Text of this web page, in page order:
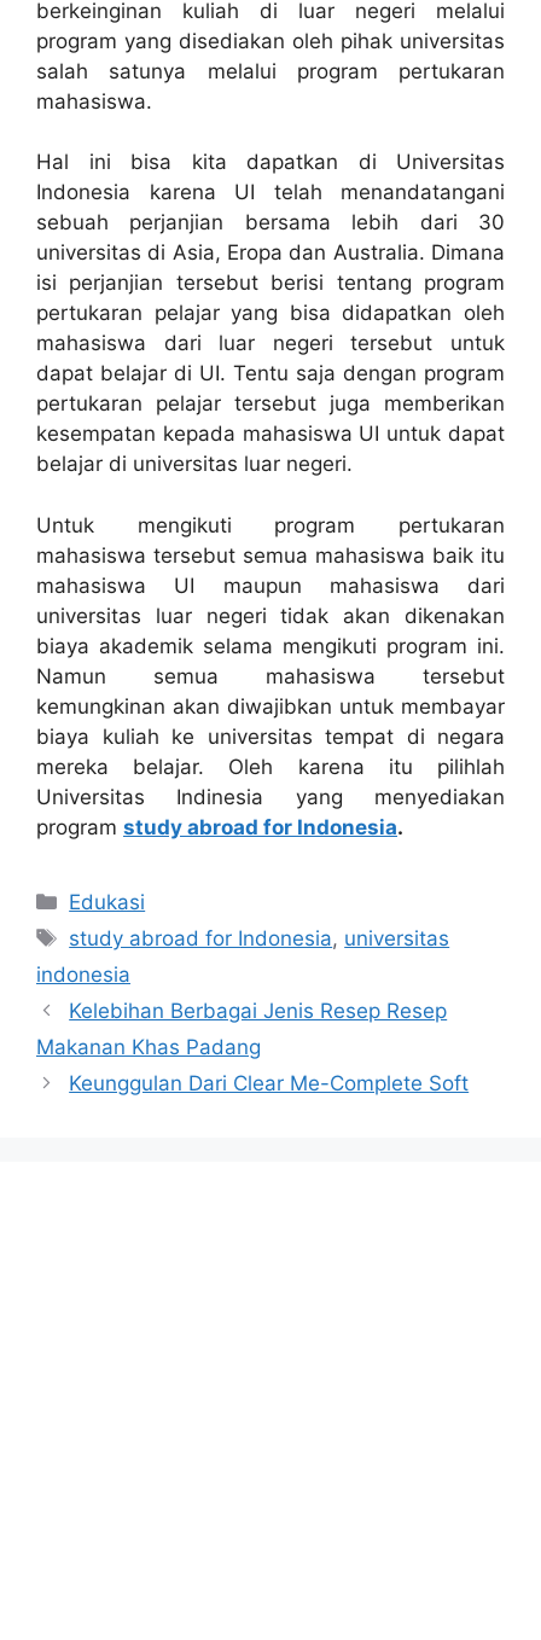
berkeinginan kuliah di luar negeri melalui
program yang disediakan oleh pihak universitas
salah satunya melalui program pertukaran
mahasiswa.
Hal ini bisa kita dapatkan di Universitas
Indonesia karena UI telah menandatangani
sebuah perjanjian bersama lebih dari 30
universitas di Asia, Eropa dan Australia. Dimana
isi perjanjian tersebut berisi tentang program
pertukaran pelajar yang bisa didapatkan oleh
mahasiswa dari luar negeri tersebut untuk
dapat belajar di UI. Tentu saja dengan program
pertukaran pelajar tersebut juga memberikan
kesempatan kepada mahasiswa UI untuk dapat
belajar di universitas luar negeri.
Untuk mengikuti program pertukaran
mahasiswa tersebut semua mahasiswa baik itu
mahasiswa UI maupun mahasiswa dari
universitas luar negeri tidak akan dikenakan
biaya akademik selama mengikuti program ini.
Namun semua mahasiswa tersebut
kemungkinan akan diwajibkan untuk membayar
biaya kuliah ke universitas tempat di negara
mereka belajar. Oleh karena itu pilihlah
Universitas Indinesia yang menyediakan
program study abroad for Indonesia.
Categories
Edukasi
Tags
study abroad for Indonesia, universitas
indonesia
Kelebihan Berbagai Jenis Resep Resep
Makanan Khas Padang
Keunggulan Dari Clear Me-Complete Soft